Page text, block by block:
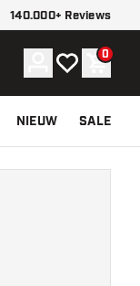
140.000+ Reviews
Account
Mijn 0
NIEUW SALE